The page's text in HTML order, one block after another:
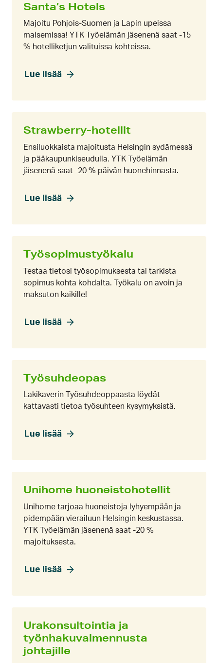
Santa’s Hotels
Majoitu Pohjois-Suomen ja Lapin upeissa
maisemissa! YTK Työelämän jäsenenä saat -15
% hotelliketjun valituissa kohteissa.
Lue lisää
Strawberry-hotellit
Ensiluokkaista majoitusta Helsingin sydämessä
ja pääkaupunkiseudulla. YTK Työelämän
jäsenenä saat -20 % päivän huonehinnasta.
Lue lisää
Työsopimustyökalu
Testaa tietosi työsopimuksesta tai tarkista
sopimus kohta kohdalta. Työkalu on avoin ja
maksuton kaikille!
Lue lisää
Työsuhdeopas
Lakikaverin Työsuhdeoppaasta löydät
kattavasti tietoa työsuhteen kysymyksistä.
Lue lisää
Unihome huoneistohotellit
Unihome tarjoaa huoneistoja lyhyempään ja
pidempään vierailuun Helsingin keskustassa.
YTK Työelämän jäsenenä saat -20 %
majoituksesta.
Lue lisää
Urakonsultointia ja
työnhakuvalmennusta
johtajille